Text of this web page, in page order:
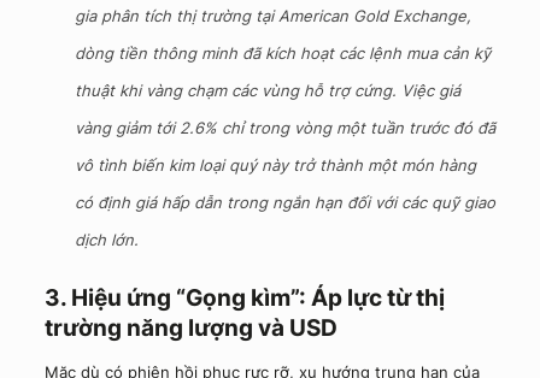
gia phân tích thị trường tại American Gold Exchange,
dòng tiền thông minh đã kích hoạt các lệnh mua cản kỹ
thuật khi vàng chạm các vùng hỗ trợ cứng. Việc giá
vàng giảm tới 2.6% chỉ trong vòng một tuần trước đó đã
vô tình biến kim loại quý này trở thành một món hàng
có định giá hấp dẫn trong ngắn hạn đối với các quỹ giao
dịch lớn.
3. Hiệu ứng “Gọng kìm”: Áp lực từ thị
trường năng lượng và USD
Mặc dù có phiên hồi phục rực rỡ, xu hướng trung hạn của